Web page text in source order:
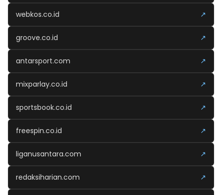
webkos.co.id ↗
groove.co.id ↗
antarsport.com ↗
mixparlay.co.id ↗
sportsbook.co.id ↗
freespin.co.id ↗
liganusantara.com ↗
redaksiharian.com ↗